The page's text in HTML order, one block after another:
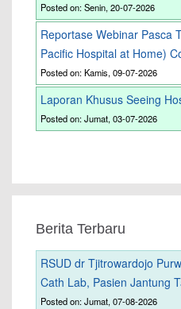
Posted on: Senin, 20-07-2026
Reportase Webinar Pasca
Pacific Hospital at Home)
Posted on: Kamis, 09-07-2026
Laporan Khusus Seeing
Posted on: Jumat, 03-07-2026
Berita Terbaru
RSUD dr Tjitrowardojo
Cath Lab, Pasien Jantung
Posted on: Jumat, 07-08-2026